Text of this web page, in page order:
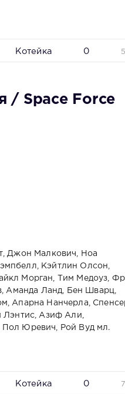
Котейка 0
/ Space Force
Джон Малкович, Ноа
Кэйтлин Олсон,
Морган, Тим Медоуз,
Аманда Ланд, Бен Шварц,
Апарна Нанчерла,
Лэнтис, Азиф Али,
Юревич, Рой Вуд мл.
Котейка 0